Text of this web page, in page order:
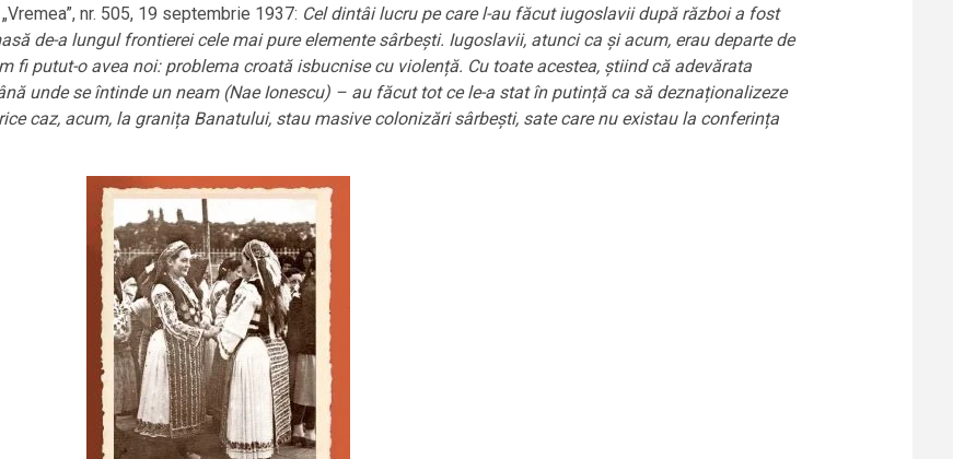
nr. 505, 19 septembrie 1937: Cel dintâi lucru pe care l-au făcut iugoslavii după război a fost
de-a lungul frontierei cele mai pure elemente sârbești. Iugoslavii, atunci ca și acum, erau departe de
fi putut-o avea noi: problema croată isbucnise cu violență. Cu toate acestea, știind că adevărata
unde se întinde un neam (Nae Ionescu) – au făcut tot ce le-a stat în putință ca să deznaționalizeze
caz, acum, la granița Banatului, stau masive colonizări sârbești, sate care nu existau la conferința